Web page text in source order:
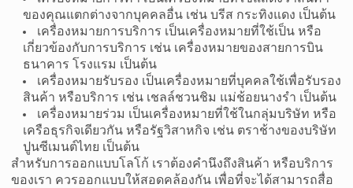
ของคุณแตกต่างจากบุคคลอื่น เช่น บรีส กระทิงแดง เป็นต้น
เครื่องหมายการบริการ เป็นเครื่องหมายที่ใช้เป็น หรือ
เกี่ยวข้องกับการบริการ เช่น เครื่องหมายของสายการบิน
ธนาคาร โรงแรม เป็นต้น
เครื่องหมายรับรอง เป็นเครื่องหมายที่บุคคลใช้เพื่อรับรอง
สินค้า หรือบริการ เช่น เชลล์ชวนชิม แม่ช้อยนางรำ เป็นต้น
เครื่องหมายร่วม เป็นเครื่องหมายที่ใช้ในกลุ่มบริษัท หรือ
เครือธุรกิจเดียวกัน หรือรัฐวิสาหกิจ เช่น ตราช้างของบริษัท
ปูนซีเมนต์ไทย เป็นต้น
สำหรับการออกแบบโลโก้ เราต้องคำนึงถึงสินค้า หรือบริการ
ของเรา ควรออกแบบให้สอดคล้องกัน เพื่อที่จะได้สามารถสื่อ